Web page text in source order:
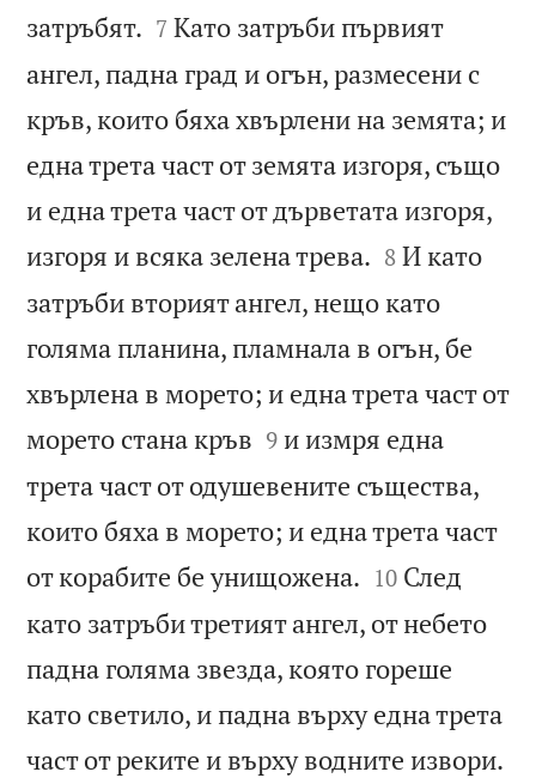
затръбят. 

7 Като затръби първият
ангел, падна град и огън, размесени с
кръв, които бяха хвърлени на земята; и
една трета част от земята изгоря, също
и една трета част от дърветата изгоря,
изгоря и всяка зелена трева. 

8 И като
затръби вторият ангел, нещо като
голяма планина, пламнала в огън, бе
хвърлена в морето; и една трета част от
морето стана кръв 

9 и измря една
трета част от одушевените същества,
които бяха в морето; и една трета част
от корабите бе унищожена. 

10 След
като затръби третият ангел, от небето
падна голяма звезда, която гореше
като светило, и падна върху една трета
част от реките и върху водните извори.